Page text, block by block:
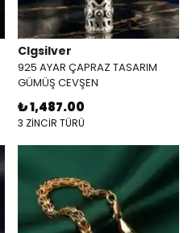
Clgsilver
925 AYAR ÇAPRAZ TASARIM
GÜMÜŞ CEVŞEN
₺ 1,487.00
3 ZİNCİR TÜRÜ